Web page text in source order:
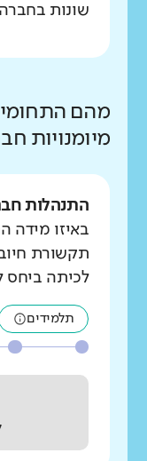
שונות
מהם
מיומנויות
התנהלות
באיזו מידה
תקשורת
לכיתה ביחס
תלמידים